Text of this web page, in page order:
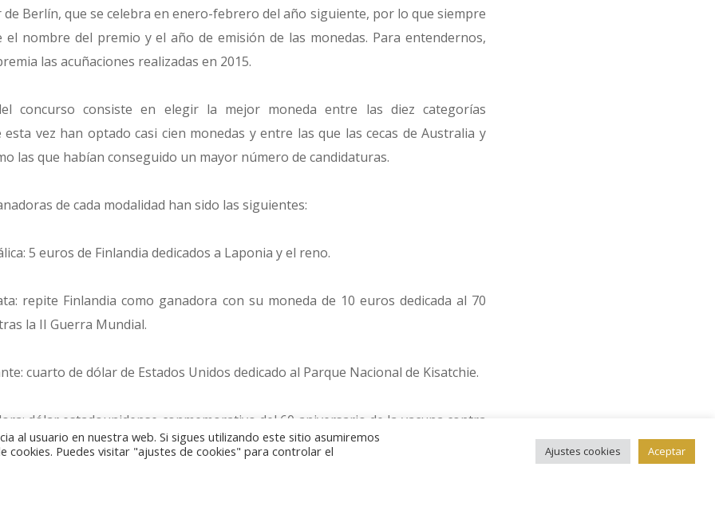
de Berlín, que se celebra en enero-febrero del año siguiente, por lo que siempre
el nombre del premio y el año de emisión de las monedas. Para entendernos,
las acuñaciones realizadas en 2015.
concurso consiste en elegir la mejor moneda entre las diez categorías
esta vez han optado casi cien monedas y entre las que las cecas de Australia y
las que habían conseguido un mayor número de candidaturas.
de cada modalidad han sido las siguientes:
5 euros de Finlandia dedicados a Laponia y el reno.
repite Finlandia como ganadora con su moneda de 10 euros dedicada al 70
la II Guerra Mundial.
cuarto de dólar de Estados Unidos dedicado al Parque Nacional de Kisatchie.
dólar estadounidense conmemorativo del 60 aniversario de la vacuna contra
al usuario en nuestra web. Si sigues utilizando este sitio asumiremos
cookies. Puedes visitar "ajustes de cookies" para controlar el
Ajustes cookies Aceptar